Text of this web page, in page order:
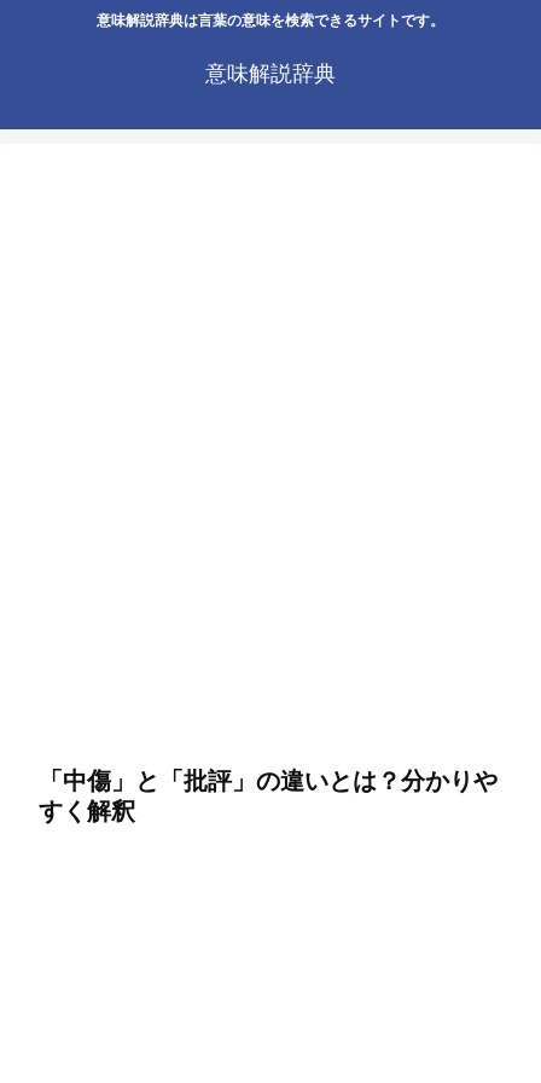
意味解説辞典は言葉の意味を検索できるサイトです。
意味解説辞典
「中傷」と「批評」の違いとは？分かりや
すく解釈